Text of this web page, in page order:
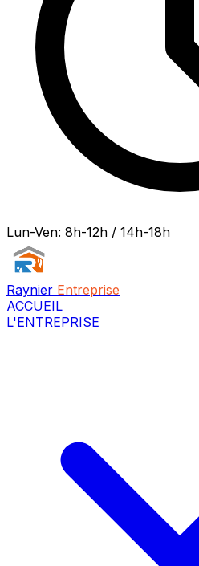
Lun-Ven: 8h-12h / 14h-18h
Raynier Entreprise
ACCUEIL
L'ENTREPRISE